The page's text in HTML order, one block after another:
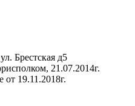
Брестская д5
21.07.2014г.
от 19.11.2018г.